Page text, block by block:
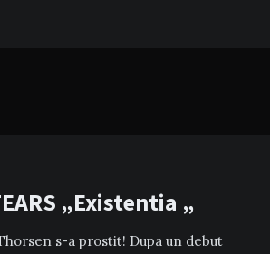
„Existentia „
s-a prostit! Dupa un debut